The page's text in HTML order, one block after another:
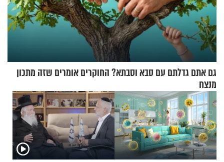
גם אתם גדלתם עם סבא וסבתא? החוקרים אומרים שזה מתכון
מנצח